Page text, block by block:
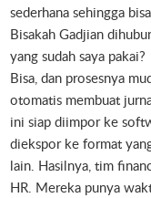
sederhana sehingga
Bisakah Gadjian
yang sudah saya pakai?
Bisa, dan prosesnya
otomatis membuat
ini siap diimpor ke
diekspor ke format
lain. Hasilnya, tim
HR. Mereka punya